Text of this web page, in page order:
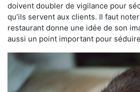
doivent doubler de vigilance pour
qu’ils servent aux clients. Il faut noter
restaurant donne une idée de son
aussi un point important pour